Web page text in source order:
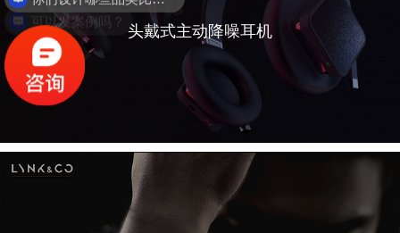
头戴式主动降噪耳机
可以发案例吗？